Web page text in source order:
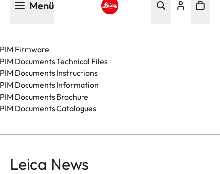
Menü
PIM Firmware
PIM Documents Technical Files
PIM Documents Instructions
PIM Documents Information
PIM Documents Brochure
PIM Documents Catalogues
Leica News